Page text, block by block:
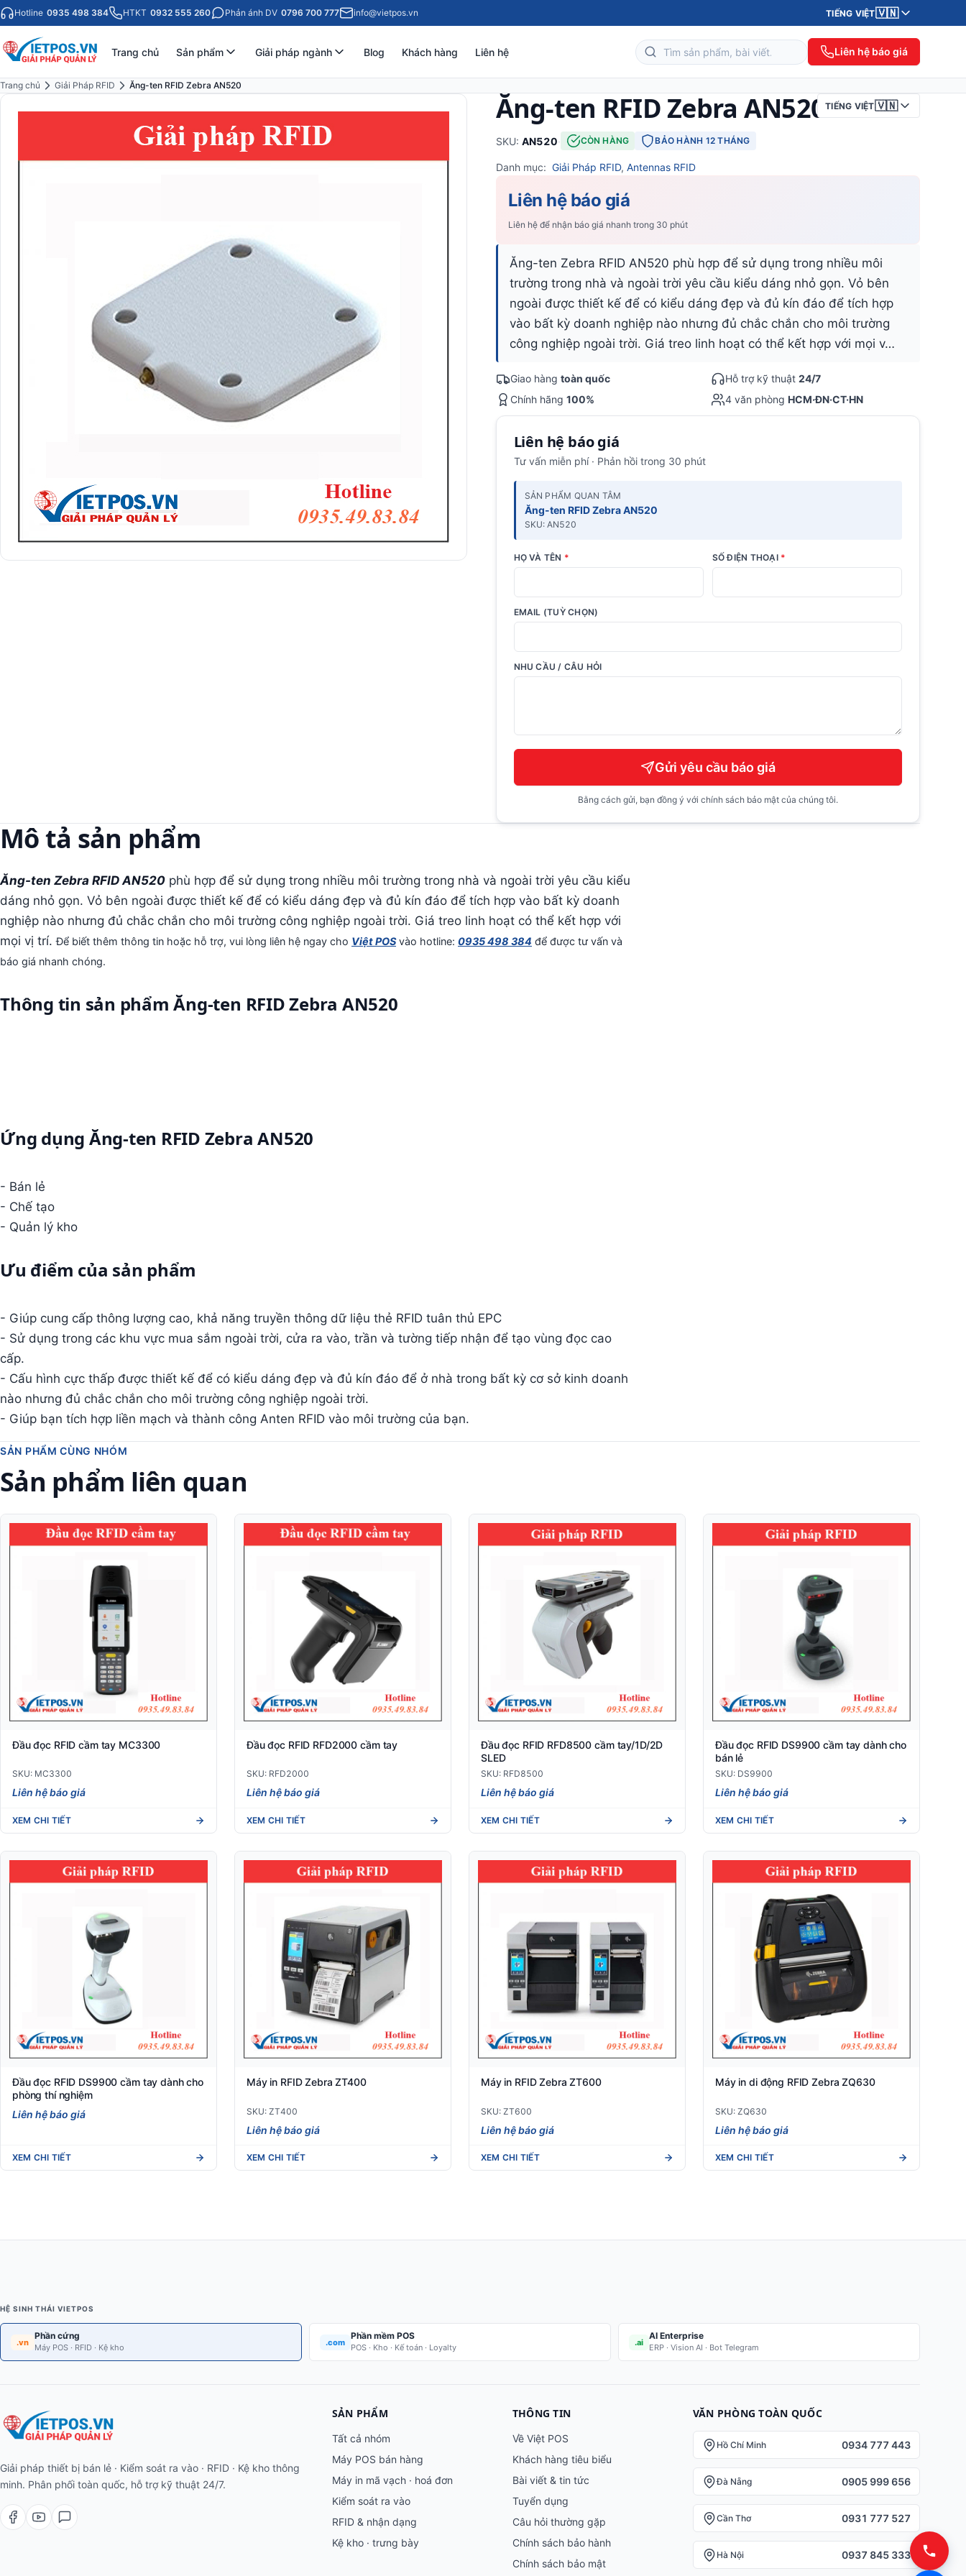
Hotline 0935 498 384 HTKT 0932 555 260 Phản ánh DV 0796 700 777 info@vietpos.vn TIẾNG VIỆT🇻🇳
Trang chủ Sản phẩm Giải pháp ngành Blog Khách hàng Liên hệ Liên hệ báo giá
Trang chủ Giải Pháp RFID
Ăng-ten RFID Zebra AN520
TIẾNG VIỆT🇻🇳
Ăng-ten RFID Zebra AN520
SKU: AN520· CÒN HÀNG BẢO HÀNH 12 THÁNG
Danh mục: Giải Pháp RFID, Antennas RFID
Liên hệ báo giá
Liên hệ để nhận báo giá nhanh trong 30 phút
Ăng-ten Zebra RFID AN520 phù hợp để sử dụng trong nhiều môi
trường trong nhà và ngoài trời yêu cầu kiểu dáng nhỏ gọn. Vỏ bên
ngoài được thiết kế để có kiểu dáng đẹp và đủ kín đáo để tích hợp
vào bất kỳ doanh nghiệp nào nhưng đủ chắc chắn cho môi trường
công nghiệp ngoài trời. Giá treo linh hoạt có thể kết hợp với mọi v…
Giao hàng toàn quốc Hỗ trợ kỹ thuật 24/7
Chính hãng 100% 4 văn phòng HCM·ĐN·CT·HN
Liên hệ báo giá
Tư vấn miễn phí · Phản hồi trong 30 phút
SẢN PHẨM QUAN TÂM
Ăng-ten RFID Zebra AN520
SKU: AN520
HỌ VÀ TÊN * SỐ ĐIỆN THOẠI *
EMAIL (TUỲ CHỌN)
NHU CẦU / CÂU HỎI
Gửi yêu cầu báo giá
Bằng cách gửi, bạn đồng ý với chính sách bảo mật của chúng tôi.
Mô tả sản phẩm
Ăng-ten Zebra RFID AN520 phù hợp để sử dụng trong nhiều môi trường trong nhà và ngoài trời yêu cầu kiểu
dáng nhỏ gọn. Vỏ bên ngoài được thiết kế để có kiểu dáng đẹp và đủ kín đáo để tích hợp vào bất kỳ doanh
nghiệp nào nhưng đủ chắc chắn cho môi trường công nghiệp ngoài trời. Giá treo linh hoạt có thể kết hợp với
mọi vị trí.Để biết thêm thông tin hoặc hỗ trợ, vui lòng liên hệ ngay cho Việt POSvào hotline: 0935 498 384 để được tư vấn và
báo giá nhanh chóng.
Thông tin sản phẩm Ăng-ten RFID Zebra AN520
Ứng dụng Ăng-ten RFID Zebra AN520
- Bán lẻ
- Chế tạo
- Quản lý kho
Ưu điểm của sản phẩm
- Giúp cung cấp thông lượng cao, khả năng truyền thông dữ liệu thẻ RFID tuân thủ EPC
- Sử dụng trong các khu vực mua sắm ngoài trời, cửa ra vào, trần và tường tiếp nhận để tạo vùng đọc cao
cấp.
- Cấu hình cực thấp được thiết kế để có kiểu dáng đẹp và đủ kín đáo để ở nhà trong bất kỳ cơ sở kinh doanh
nào nhưng đủ chắc chắn cho môi trường công nghiệp ngoài trời.
- Giúp bạn tích hợp liền mạch và thành công Anten RFID vào môi trường của bạn.
SẢN PHẨM CÙNG NHÓM
Sản phẩm liên quan
Đầu đọc RFID cầm tay MC3300
SKU: MC3300
Liên hệ báo giá
XEM CHI TIẾT
Đầu đọc RFID RFD2000 cầm tay
SKU: RFD2000
Liên hệ báo giá
XEM CHI TIẾT
Đầu đọc RFID RFD8500 cầm tay/1D/2D
SLED
SKU: RFD8500
Liên hệ báo giá
XEM CHI TIẾT
Đầu đọc RFID DS9900 cầm tay dành cho
bán lẻ
SKU: DS9900
Liên hệ báo giá
XEM CHI TIẾT
Đầu đọc RFID DS9900 cầm tay dành cho
phòng thí nghiệm
Liên hệ báo giá
XEM CHI TIẾT
Máy in RFID Zebra ZT400
SKU: ZT400
Liên hệ báo giá
XEM CHI TIẾT
Máy in RFID Zebra ZT600
SKU: ZT600
Liên hệ báo giá
XEM CHI TIẾT
Máy in di động RFID Zebra ZQ630
SKU: ZQ630
Liên hệ báo giá
XEM CHI TIẾT
HỆ SINH THÁI VIETPOS
.vn
Phần cứng
Máy POS · RFID · Kệ kho
.com
Phần mềm POS
POS · Kho · Kế toán · Loyalty
.ai
AI Enterprise
ERP · Vision AI · Bot Telegram
Giải pháp thiết bị bán lẻ · Kiểm soát ra vào · RFID · Kệ kho thông
minh. Phân phối toàn quốc, hỗ trợ kỹ thuật 24/7.
SẢN PHẨM
Tất cả nhóm
Máy POS bán hàng
Máy in mã vạch · hoá đơn
Kiểm soát ra vào
RFID & nhận dạng
Kệ kho · trưng bày
THÔNG TIN
Về Việt POS
Khách hàng tiêu biểu
Bài viết & tin tức
Tuyển dụng
Câu hỏi thường gặp
Chính sách bảo hành
Chính sách bảo mật
VĂN PHÒNG TOÀN QUỐC
Hồ Chí Minh 0934 777 443
Đà Nẵng 0905 999 656
Cần Thơ 0931 777 527
Hà Nội 0937 845 333